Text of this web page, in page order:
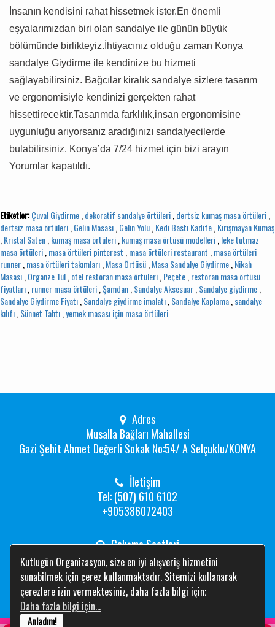
Kutlugün Organizasyon, size en iyi alışveriş hizmetini
sunabilmek için çerez kullanmaktadır. Sitemizi kullanarak
çerezlere izin vermektesiniz, daha fazla bilgi için;
Daha fazla bilgi için...
Anladım!
İnsanın kendisini rahat hissetmek ister.En önemli
eşyalarımızdan biri olan sandalye ile günün büyük
bölümünde birlikteyiz.İhtiyacınız olduğu zaman Konya
sandalye Giydirme ile kendinize bu hizmeti
sağlayabilirsiniz. Bağcılar kiralık sandalye sizlere tasarım
ve ergonomisiyle kendinizi gerçekten rahat
hissettirecektir.Tasarımda farklılık,insan ergonomisine
uygunluğu arıyorsanız aradığınızı sandalyecilerde
bulabilirsiniz. Konya’da 7/24 hizmet için bizi arayın
Yorumlar kapatıldı.
Etiketler:Çuval Giydirme dekoratif sandalye örtüleri dertsiz kumaş masa örtüleri
dertsiz masa örtüleri Gelin Masası Gelin Yolu Kedi Bastı Kadife Kırışmayan Kumaş
Kristal Saten kumaş masa örtüleri kumaş masa örtüsü modelleri leke tutmaz
masa örtüleri masa örtüleri pinterest masa örtüleri restaurant masa örtüleri
runner masa örtüleri takımları Masa Örtüsü Masa Sandalye Giydirme Nikah
Masası Organze Tül otel restoran masa örtüleri Peçete restoran masa örtüsü
fiyatları runner masa örtüleri Şamdan Sandalye Aksesuar Sandalye giydirme
Sandalye Giydirme Fiyatı Sandalye giydirme imalatı Sandalye Kaplama sandalye
kılıfı Sünnet Tahtı yemek masası için masa örtüleri
Adres
Musalla Bağları Mahallesi
Gazi Şehit Ahmet Değerli Sokak No:54/ A Selçuklu/KONYA
İletişim
Tel: (507) 610 6102
+905386072403
Çalışma Saatleri
Hafta İçi: 08:00 -19:00
Hafta Sonu: 10:00 -17:00